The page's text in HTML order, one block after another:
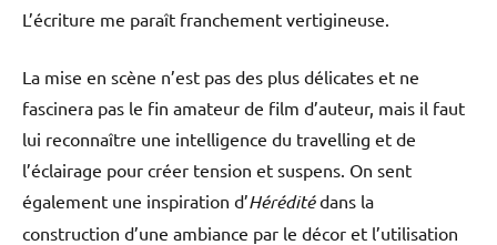
L’écriture me paraît franchement vertigineuse.
La mise en scène n’est pas des plus délicates et ne
fascinera pas le fin amateur de film d’auteur, mais il faut
lui reconnaître une intelligence du travelling et de
l’éclairage pour créer tension et suspens. On sent
également une inspiration d’Héréditédans la
construction d’une ambiance par le décor et l’utilisation